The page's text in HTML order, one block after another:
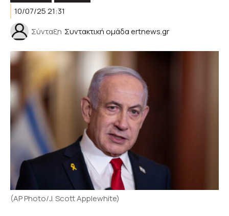
10/07/25 21:31
Σύνταξη Συντακτική ομάδα ertnews.gr
(AP Photo/J. Scott Applewhite)